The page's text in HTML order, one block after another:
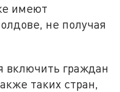
имеют
не получая
включить граждан
таких стран,